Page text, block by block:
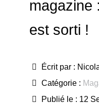
magazine
est sorti !
Écrit par :
Catégorie :
Publié le : 12